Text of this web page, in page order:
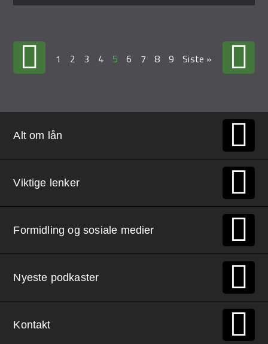
1 2 3 4 5 6 7 8 9 Siste »
Alt om lån
Viktige lenker
Formidling og sosiale medier
Nyeste podkaster
Kontakt